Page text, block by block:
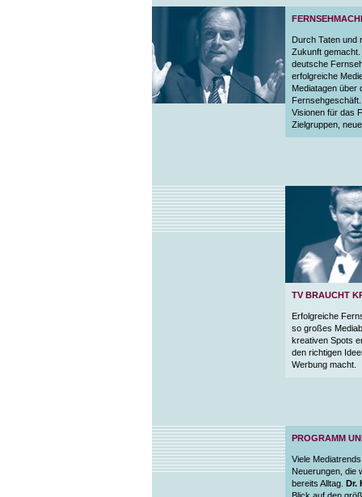
Durch Taten und
Zukunft
deutsche
erfolgreiche
Mediatagen über
Visionen für das
Zielgruppen,
TV BRAUCHT
Erfolgreiche
so großes
kreativen Spots
den richtigen
Werbung macht.
PROGRAMM
Viele
Neuerungen, die
bereits Alltag. Dr.